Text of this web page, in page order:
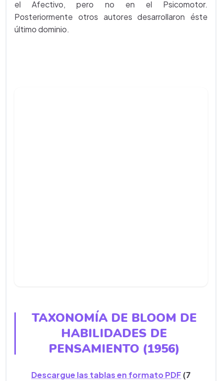
el Afectivo, pero no en el Psicomotor.
Posteriormente otros autores desarrollaron éste
último dominio.
TAXONOMÍA DE BLOOM DE
HABILIDADES DE
PENSAMIENTO (1956)
Descargue las tablas en formato PDF (7